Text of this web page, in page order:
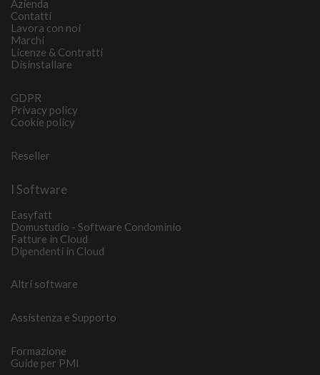
Azienda
Contatti
Lavora con noi
Marchi
Licenze & Contratti
Disinstallare
GDPR
Privacy policy
Cookie policy
Reseller
I Software
Easyfatt
Domustudio - Software Condominio
Fatture in Cloud
Dipendenti in Cloud
Altri software
Assistenza e Supporto
Formazione
Guide per PMI